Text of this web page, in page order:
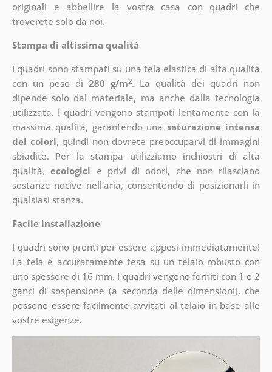
originali e abbellire la vostra casa con quadri che
troverete solo da noi.
Stampa di altissima qualità
I quadri sono stampati su una tela elastica di alta qualità
con un peso di 280 g/m2. La qualità dei quadri non
dipende solo dal materiale, ma anche dalla tecnologia
utilizzata. I quadri vengono stampati lentamente con la
massima qualità, garantendo unasaturazione intensa
dei colori, quindi non dovrete preoccuparvi di immagini
sbiadite. Per la stampa utilizziamo inchiostri di alta
qualità,ecologici e privi di odori, che non rilasciano
sostanze nocive nell'aria, consentendo di posizionarli in
qualsiasi stanza.
Facile installazione
I quadri sono pronti per essere appesi immediatamente!
La tela è accuratamente tesa su un telaio robusto con
uno spessore di 16 mm. I quadri vengono forniti con 1 o 2
ganci di sospensione (a seconda delle dimensioni), che
possono essere facilmente avvitati al telaio in base alle
vostre esigenze.